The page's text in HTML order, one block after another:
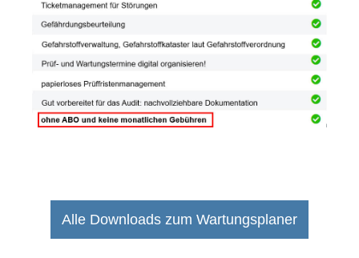
Alle Downloads zum Wartungsplaner